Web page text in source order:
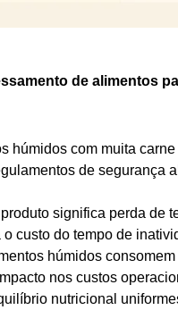
de alimentos
húmidos com muita
de segurança
significa perda de
custo do tempo de
húmidos
nos custos
nutricional